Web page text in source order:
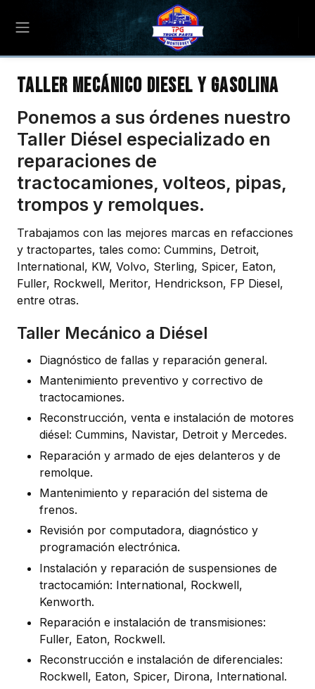
Taller Mecánico Diesel y Gasolina
Ponemos a sus órdenes nuestro
Taller Diésel especializado en
reparaciones de
tractocamiones, volteos, pipas,
trompos y remolques.
Trabajamos con las mejores marcas en refacciones
y tractopartes, tales como: Cummins, Detroit,
International, KW, Volvo, Sterling, Spicer, Eaton,
Fuller, Rockwell, Meritor, Hendrickson, FP Diesel,
entre otras.
Taller Mecánico a Diésel
Diagnóstico de fallas y reparación general.
Mantenimiento preventivo y correctivo de
tractocamiones.
Reconstrucción, venta e instalación de motores
diésel: Cummins, Navistar, Detroit y Mercedes.
Reparación y armado de ejes delanteros y de
remolque.
Mantenimiento y reparación del sistema de
frenos.
Revisión por computadora, diagnóstico y
programación electrónica.
Instalación y reparación de suspensiones de
tractocamión: International, Rockwell,
Kenworth.
Reparación e instalación de transmisiones:
Fuller, Eaton, Rockwell.
Reconstrucción e instalación de diferenciales:
Rockwell, Eaton, Spicer, Dirona, International.